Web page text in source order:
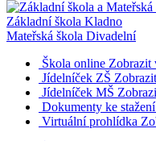
Základní škola Kladno
Mateřská škola Divadelní
Škola online Zobrazit
Jídelníček ZŠ
Jídelníček MŠ
Dokumenty ke stažení
Virtuální prohlídka